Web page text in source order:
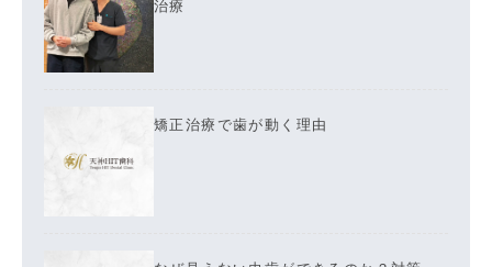
治療
矯正治療で歯が動く理由